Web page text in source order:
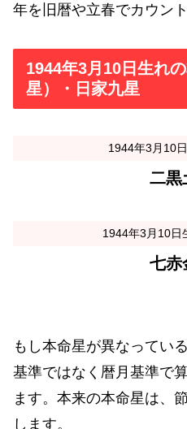
年を旧暦や立春でカウン
1944年3月10日生れ
星）・日家九星
1944年3月10
二黒
1944年3月10日
七赤
もし本命星が異なってい
基準ではなく暦月基準で
ます。本来の本命星は、
します。